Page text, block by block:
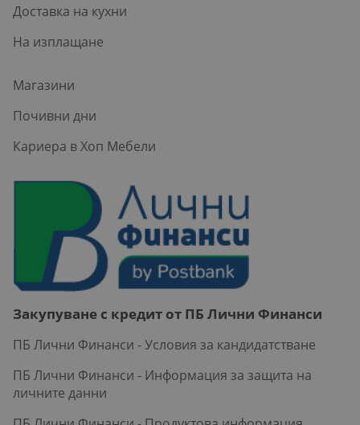
Доставка на кухни
На изплащане
Магазини
Почивни дни
Кариера в Хоп Мебели
Закупуване с кредит от ПБ Лични Финанси
ПБ Лични Финанси - Условия за кандидатстване
ПБ Лични Финанси - Информация за защита на
личните данни